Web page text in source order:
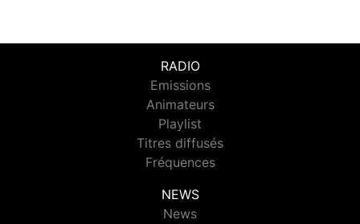
RADIO
Emissions
Animateurs
Playlist
Titres diffusés
Fréquences
NEWS
News